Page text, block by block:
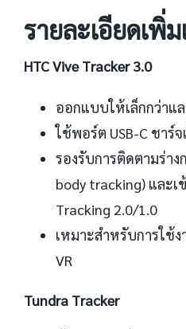
รายละเอียดเพิ่
HTC Vive Tracker 3.0
ออกแบบให้เล็กกว่าแ
ใช้พอร์ต USB-C ชาร์จ
รองรับการติดตามร่า
body tracking) และเ
Tracking 2.0/1.0
เหมาะสำหรับการใช้
VR
Tundra Tracker